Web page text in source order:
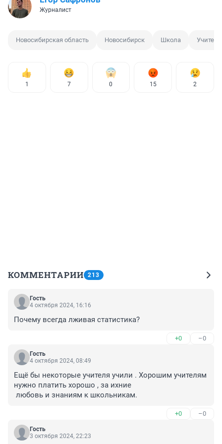
Журналист
Новосибирская область Новосибирск Школа Учитель
1 7 0 15 2
КОММЕНТАРИИ 213
Гость
4 октября 2024, 16:16
Почему всегда лживая статистика?
+0 –0
Гость
4 октября 2024, 08:49
Ещё бы некоторые учителя учили . Хорошим учителям
нужно платить хорошо , за ихние
любовь и знаниям к школьникам.
+0 –0
Гость
3 октября 2024, 22:23